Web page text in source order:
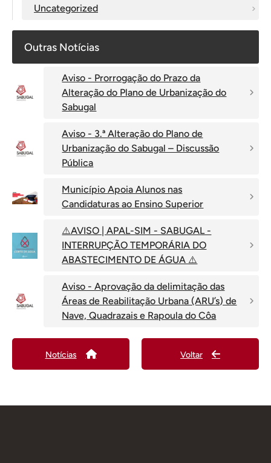
Uncategorized
Outras Notícias
Aviso - Prorrogação do Prazo da
Alteração do Plano de Urbanização do
Sabugal
Aviso - 3.ª Alteração do Plano de
Urbanização do Sabugal – Discussão
Pública
Município Apoia Alunos nas
Candidaturas ao Ensino Superior
⚠️AVISO | APAL-SIM - SABUGAL -
INTERRUPÇÃO TEMPORÁRIA DO
ABASTECIMENTO DE ÁGUA ⚠️
Aviso - Aprovação da delimitação das
Áreas de Reabilitação Urbana (ARU’s) de
Nave, Quadrazais e Rapoula do Côa
Notícias Voltar